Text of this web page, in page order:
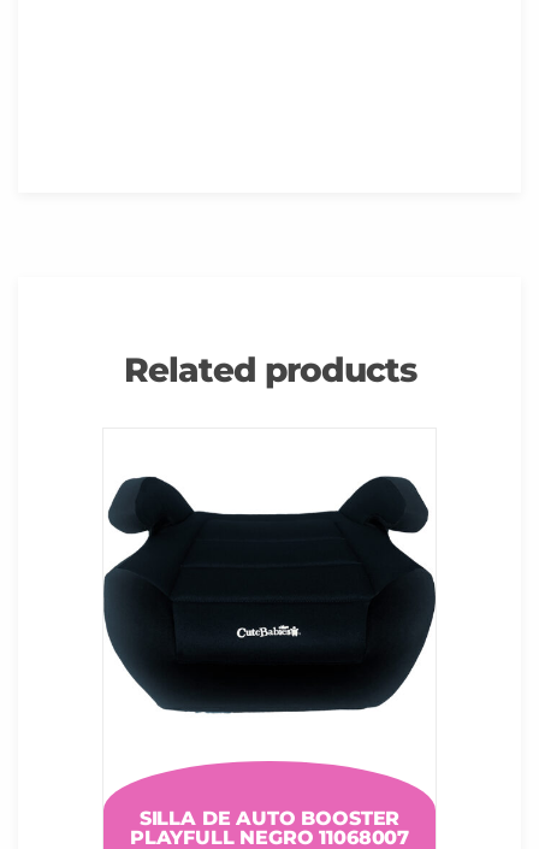
Related products
SILLA DE AUTO BOOSTER
PLAYFULL NEGRO 11068007